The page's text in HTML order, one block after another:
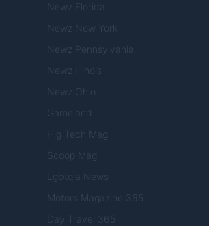
Newz Florida
Newz New York
Newz Pennsylvania
Newz Illinois
Newz Ohio
Gameland
Hig Tech Mag
Scoop Mag
Lgbtqia News
Motors Magazine 365
Day Travel 365